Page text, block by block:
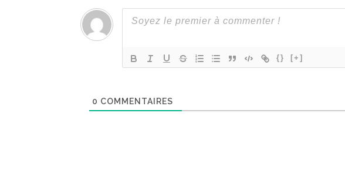
{} [+]
0 COMMENTAIRES